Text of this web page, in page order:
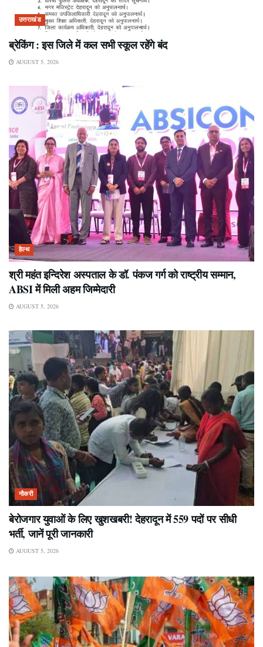
उत्तराखंड
ब्रेकिंग : इस जिले में कल सभी स्कूल रहेंगे बंद
AUGUST 5, 2026
हेल्थ
श्री महंत इन्दिरेश अस्पताल के डॉ. पंकज गर्ग को राष्ट्रीय सम्मान,
ABSI में मिली अहम जिम्मेदारी
AUGUST 5, 2026
नौकरी
बेरोजगार युवाओं के लिए खुशखबरी! देहरादून में 559 पदों पर सीधी
भर्ती, जानें पूरी जानकारी
AUGUST 5, 2026